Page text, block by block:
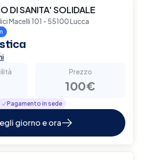
DI SANITA' SOLIDALE
Macelli 101 - 55100 Lucca
Prezzo
100€
Pagamento in sede
giorno e ora